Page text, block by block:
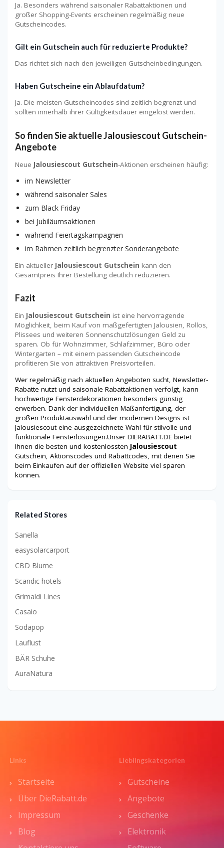
Ja. Besonders während saisonaler Rabattaktionen und
großer Shopping-Events erscheinen regelmäßig neue
Gutscheincodes.
Gilt ein Gutschein auch für reduzierte Produkte?
Das richtet sich nach den jeweiligen Gutscheinbedingungen.
Haben Gutscheine ein Ablaufdatum?
Ja. Die meisten Gutscheincodes sind zeitlich begrenzt und
sollten innerhalb ihrer Gültigkeitsdauer eingelöst werden.
So finden Sie aktuelle Jalousiescout Gutschein-
Angebote
Neue Jalousiescout Gutschein-Aktionen erscheinen häufig:
im Newsletter
während saisonaler Sales
zum Black Friday
bei Jubiläumsaktionen
während Feiertagskampagnen
im Rahmen zeitlich begrenzter Sonderangebote
Ein aktueller Jalousiescout Gutschein kann den
Gesamtpreis Ihrer Bestellung deutlich reduzieren.
Fazit
Ein Jalousiescout Gutschein ist eine hervorragende
Möglichkeit, beim Kauf von maßgefertigten Jalousien, Rollos,
Plissees und weiteren Sonnenschutzlösungen Geld zu
sparen. Ob für Wohnzimmer, Schlafzimmer, Büro oder
Wintergarten – mit einem passenden Gutscheincode
profitieren Sie von attraktiven Preisvorteilen.
Wer regelmäßig nach aktuellen Angeboten sucht, Newsletter-
Rabatte nutzt und saisonale Rabattaktionen verfolgt, kann
hochwertige Fensterdekorationen besonders günstig
erwerben. Dank der individuellen Maßanfertigung, der
großen Produktauswahl und der modernen Designs ist
Jalousiescout eine ausgezeichnete Wahl für stilvolle und
funktionale Fensterlösungen.Unser DIERABATT.DE bietet
Ihnen die besten und kostenlossten Jalousiescout
Gutschein, Aktionscodes und Rabattcodes, mit denen Sie
beim Einkaufen auf der offiziellen Website viel sparen
können.
Related Stores
Sanella
easysolarcarport
CBD Blume
Scandic hotels
Grimaldi Lines
Casaio
Sodapop
Lauflust
BÄR Schuhe
AuraNatura
Links
Startseite
Über DieRabatt.de
Impressum
Blog
Lieblingskategorien
Gutscheine
Angebote
Geschenke
Elektronik